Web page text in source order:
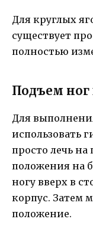
Для круглых
существует
полностью
Подъем ног
Для
использовать
просто лечь
положения на
ногу вверх в
корпус. Затем
положение.